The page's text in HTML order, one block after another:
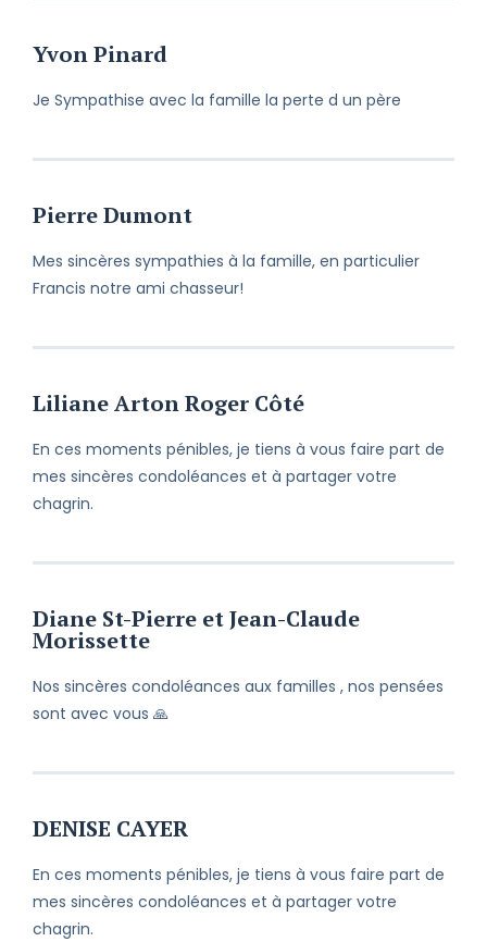
Yvon Pinard
Je Sympathise avec la famille la perte d un père
Pierre Dumont
Mes sincères sympathies à la famille, en particulier
Francis notre ami chasseur!
Liliane Arton Roger Côté
En ces moments pénibles, je tiens à vous faire part de
mes sincères condoléances et à partager votre
chagrin.
Diane St-Pierre et Jean-Claude
Morissette
Nos sincères condoléances aux familles , nos pensées
sont avec vous 🙏
DENISE CAYER
En ces moments pénibles, je tiens à vous faire part de
mes sincères condoléances et à partager votre
chagrin.